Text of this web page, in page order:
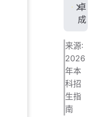
卓
成
来源:
2026
年本
科招
生指
南